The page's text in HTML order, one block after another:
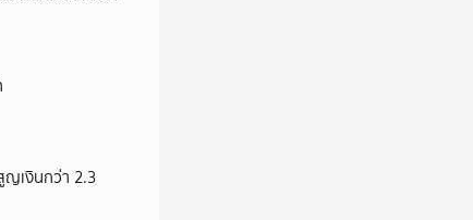
ญเงินกว่า 2.3